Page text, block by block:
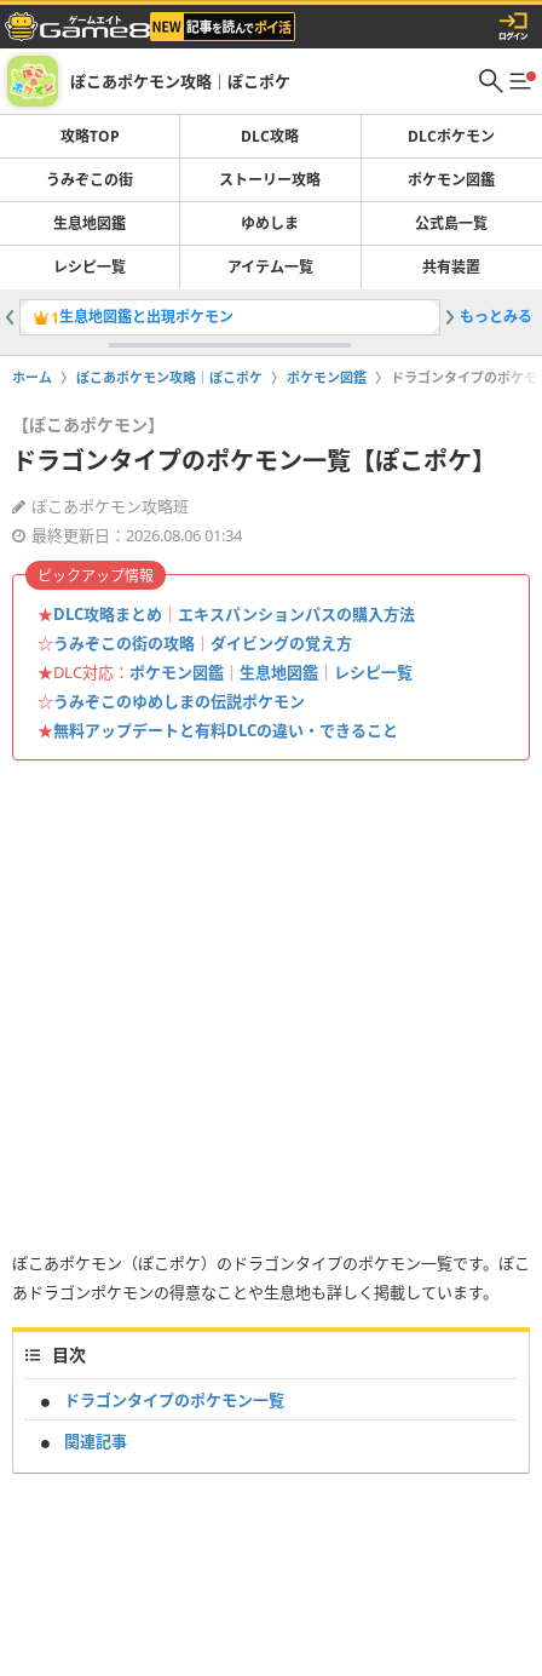
ぽこあポケモン攻略｜ぽこポケ
攻略TOP DLC攻略 DLCポケモン
うみぞこの街 ストーリー攻略 ポケモン図鑑
生息地図鑑 ゆめしま 公式島一覧
レシピ一覧 アイテム一覧 共有装置
1生息地図鑑と出現ポケモン 2ブクブ
もっとみる
ホーム ぽこあポケモン攻略｜ぽこポケ ポケモン図鑑 ドラゴンタイプのポケ
【ぽこあポケモン】
ドラゴンタイプのポケモン一覧【ぽこポケ】
ぽこあポケモン攻略班
最終更新日：2026.08.06 01:34
★DLC攻略まとめ ｜ エキスパンションパスの購入方法
☆うみぞこの街の攻略 ｜ ダイビングの覚え方
★DLC対応： ポケモン図鑑 ｜ 生息地図鑑 ｜ レシピ一覧
☆うみぞこのゆめしまの伝説ポケモン
★無料アップデートと有料DLCの違い・できること
ピックアップ情報
ぽこあポケモン（ぽこポケ）のドラゴンタイプのポケモン一覧です。ぽこ
あドラゴンポケモンの得意なことや生息地も詳しく掲載しています。
目次
ドラゴンタイプのポケモン一覧
関連記事